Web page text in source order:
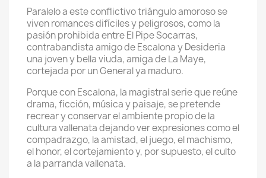
Paralelo a este conflictivo triángulo amoroso se
viven romances difíciles y peligrosos, como la
pasión prohibida entre El Pipe Socarras,
contrabandista amigo de Escalona y Desideria
una joven y bella viuda, amiga de La Maye,
cortejada por un General ya maduro.
Porque con Escalona, la magistral serie que reúne
drama, ficción, música y paisaje, se pretende
recrear y conservar el ambiente propio de la
cultura vallenata dejando ver expresiones como el
compadrazgo, la amistad, el juego, el machismo,
el honor, el cortejamiento y, por supuesto, el culto
a la parranda vallenata.